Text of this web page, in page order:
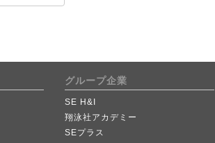
グループ企業
SE H&I
翔泳社アカデミー
SEプラス